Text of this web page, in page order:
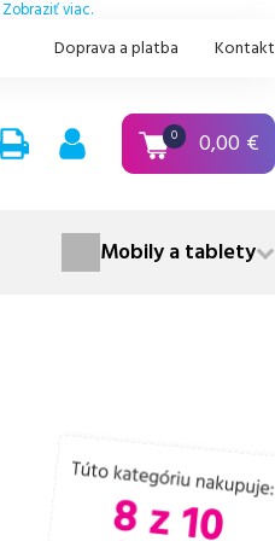
Zobraziť viac.
Doprava a platba Kontakt
0 0,00 €
Mobily a tablety